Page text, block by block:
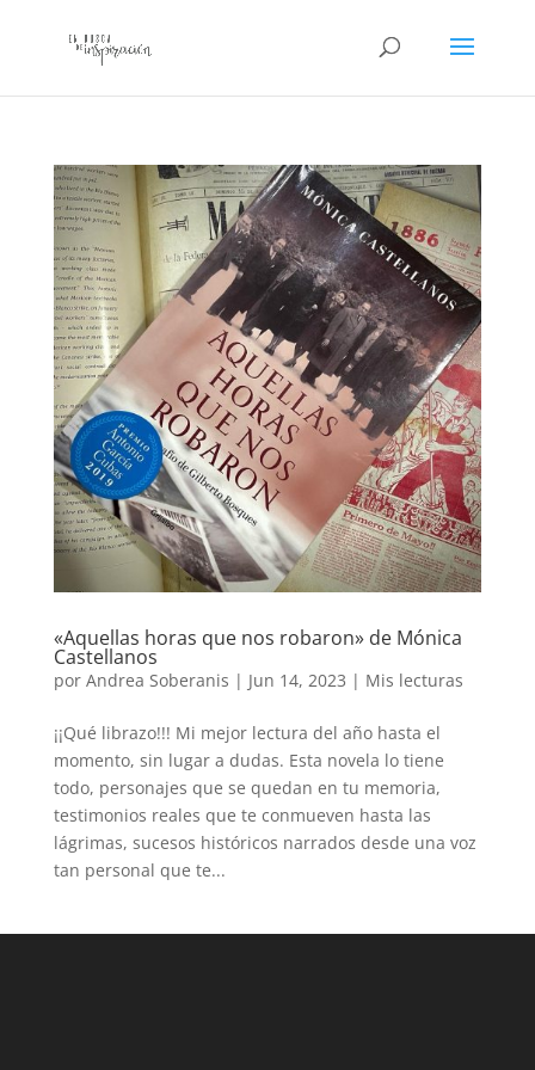
«Aquellas horas que nos robaron» de Mónica
Castellanos
por Andrea Soberanis | Jun 14, 2023 | Mis lecturas
¡¡Qué librazo!!! Mi mejor lectura del año hasta el
momento, sin lugar a dudas. Esta novela lo tiene
todo, personajes que se quedan en tu memoria,
testimonios reales que te conmueven hasta las
lágrimas, sucesos históricos narrados desde una voz
tan personal que te...